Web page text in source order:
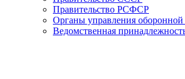
Правительство РСФСР
Органы управления
Ведомственная